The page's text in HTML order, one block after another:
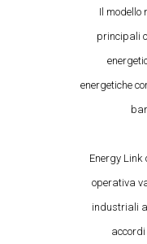
Il modello
principali
energetiche
Energy
operativa
industriali